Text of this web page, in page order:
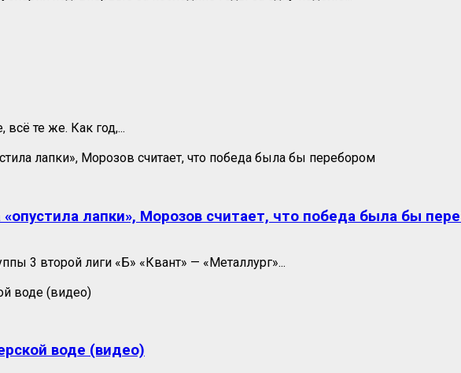
всё те же. Как год,...
лапки», Морозов считает, что победа была бы
3 второй лиги «Б» «Квант» — «Металлург»...
воде (видео)